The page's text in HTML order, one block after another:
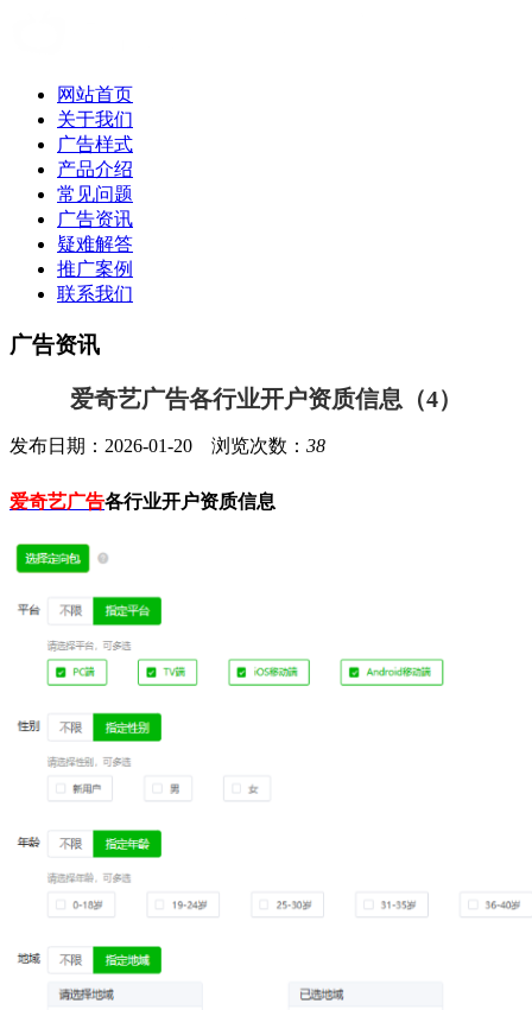
网站首页
关于我们
广告样式
产品介绍
常见问题
广告资讯
疑难解答
推广案例
联系我们
广告资讯
爱奇艺广告各行业开户资质信息（4）
发布日期：2026-01-20 浏览次数： 38
爱奇艺广告各行业开户资质信息